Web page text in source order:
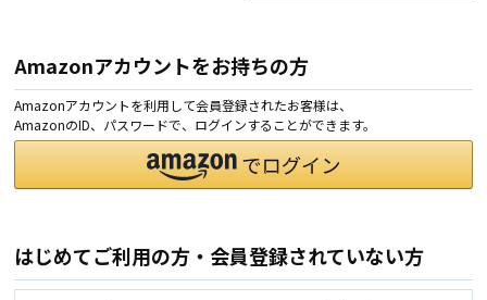
Amazonアカウントをお持ちの方
Amazonアカウントを利用して会員登録されたお客様は、
AmazonのID、パスワードで、ログインすることができます。
はじめてご利用の方・会員登録されていない方